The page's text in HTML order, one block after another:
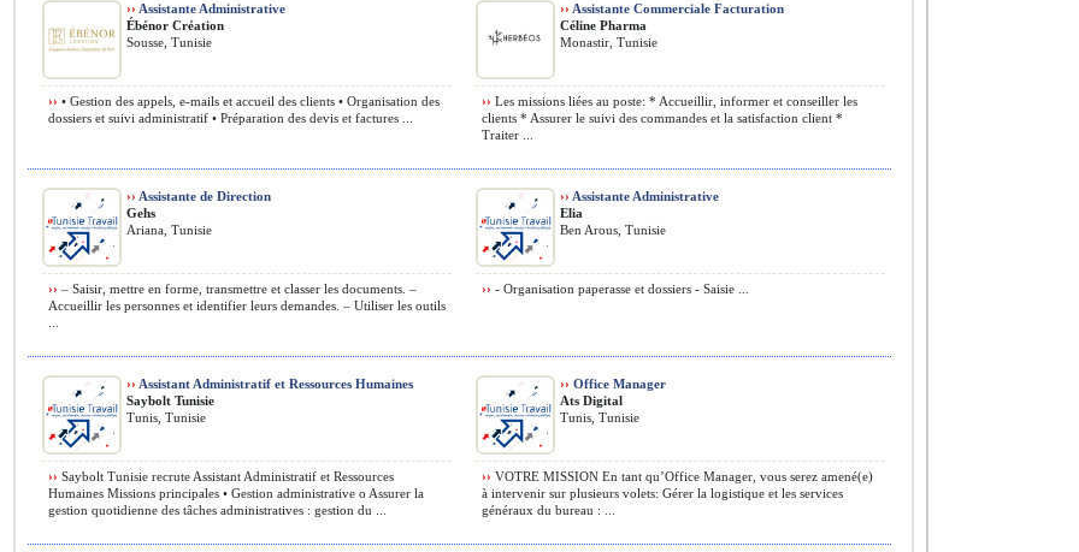
›› Assistante Administrative
Ébénor Création
Sousse, Tunisie
›› • Gestion des appels, e-mails et accueil des clients • Organisation des
dossiers et suivi administratif • Préparation des devis et factures ...
›› Assistante Commerciale Facturation
Céline Pharma
Monastir, Tunisie
›› Les missions liées au poste: * Accueillir, informer et conseiller les
clients * Assurer le suivi des commandes et la satisfaction client *
Traiter ...
›› Assistante de Direction
Gehs
Ariana, Tunisie
›› – Saisir, mettre en forme, transmettre et classer les documents. –
Accueillir les personnes et identifier leurs demandes. – Utiliser les outils
›› Assistante Administrative
Elia
Ben Arous, Tunisie
›› - Organisation paperasse et dossiers - Saisie ...
›› Assistant Administratif et Ressources Humaines
Saybolt Tunisie
Tunis, Tunisie
›› Saybolt Tunisie recrute Assistant Administratif et Ressources
Humaines Missions principales • Gestion administrative o Assurer la
gestion quotidienne des tâches administratives : gestion du ...
›› Office Manager
Ats Digital
Tunis, Tunisie
›› VOTRE MISSION En tant qu’Office Manager, vous serez amené(e)
à intervenir sur plusieurs volets: Gérer la logistique et les services
généraux du bureau : ...